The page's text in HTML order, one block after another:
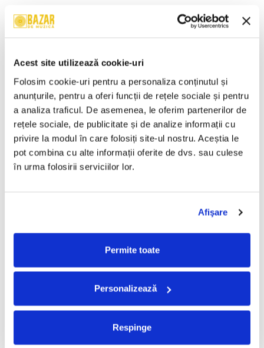
Acest site utilizează cookie-uri
Folosim cookie-uri pentru a personaliza conținutul și
anunțurile, pentru a oferi funcții de rețele sociale și pentru
a analiza traficul. De asemenea, le oferim partenerilor de
rețele sociale, de publicitate și de analize informații cu
privire la modul în care folosiți site-ul nostru. Aceștia le
pot combina cu alte informații oferite de dvs. sau culese
în urma folosirii serviciilor lor.
Afişare
Permite toate
Personalizează
Respinge
Alexandra Stan - Saxobeats
Unknown Artist - Povești ,
R.E.M. - Monster , (CD)
29,99 Lei
ADAUGA IN COS
Mădălina Manole - Dulce De
Tot, (CD)
99,99 Lei
DISC VINIL)
Fugees - The Score (CD)
Cargo- Spiritus Sanctus (Editie
150,00 Lei